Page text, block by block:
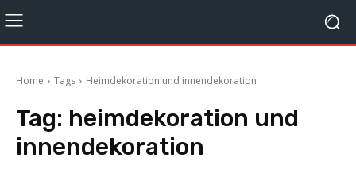
Home Tags Heimdekoration und innendekoration
Tag: heimdekoration und
innendekoration